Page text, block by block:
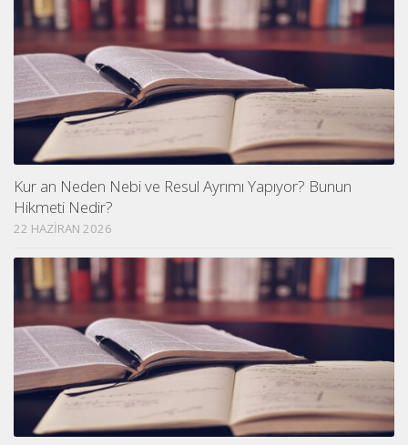
Kur an Neden Nebi ve Resul Ayrımı Yapıyor? Bunun
Hikmeti Nedir?
22 HAZIRAN 2026